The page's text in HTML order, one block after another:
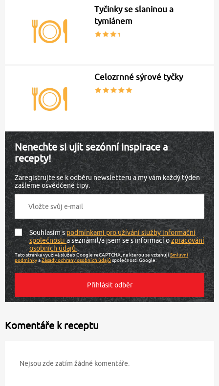
Tyčinky se slaninou a
tymiánem
Celozrnné sýrové tyčky
Nenechte si ujít sezónní inspirace a
recepty!
Zaregistrujte se k odběru newsletteru a my vám každý týden
zašleme osvědčené tipy.
Souhlasím spodmínkami pro užívání služby informační
společnostia seznámil/a jsem se s informací ozpracování
osobních údajů.
Tato stránka využívá služeb Google reCAPTCHA, na kterou se vztahujíSmluvní
podmínkyaZásady ochrany osobních údajůspolečnosti Google.
Komentáře k receptu
Nejsou zde zatím žádné komentáře.